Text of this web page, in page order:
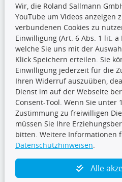
CARAT Gruppe
Folge uns
Wir, die Roland Sallmann
YouTube um Videos anzeigen
verbundenen Cookies zu
Einwilligung (Art. 6 Abs. 1 lit. a
welche Sie uns mit der
Klick Speichern erteilen. Sie
Einwilligung jederzeit für die
Ihren Widerruf auszuüben,
Dienst im auf der Webseite
Consent-Tool. Wenn Sie unter
Zustimmung zu freiwilligen
müssen Sie Ihre
bitten. Weitere Informationen
Datenschutzhinweisen.
Alle